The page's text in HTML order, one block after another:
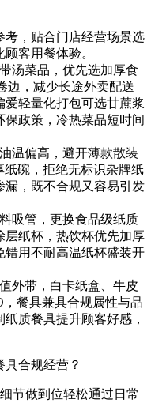
考，贴合门店经营场景选
客用餐体验。
汤菜品，优先选加厚食
边，减少长途外卖配送
轻量化打包可选甘蔗浆
政策，冷热菜品短时间
温偏高，避开薄款散装
碗，拒绝无标识杂牌纸
漏，既不合规又容易引发
吸管，更换食品级纸质
层纸杯，热饮杯优先加厚
错用不耐高温纸杯盛装开
外带，白卡纸盒、牛皮
餐具兼具合规属性与品
质餐具提升顾客好感，
节做到位轻松通过日常